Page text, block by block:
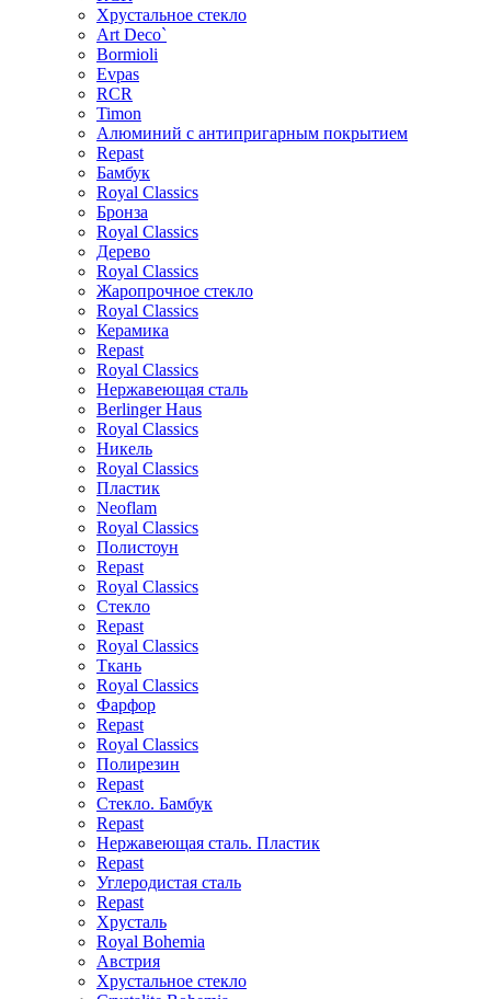
Хрустальное стекло
Art Deco`
Bormioli
Evpas
RCR
Timon
Алюминий с антипригарным покрытием
Repast
Бамбук
Royal Classics
Бронза
Royal Classics
Дерево
Royal Classics
Жаропрочное стекло
Royal Classics
Керамика
Repast
Royal Classics
Нержавеющая сталь
Berlinger Haus
Royal Classics
Никель
Royal Classics
Пластик
Neoflam
Royal Classics
Полистоун
Repast
Royal Classics
Стекло
Repast
Royal Classics
Ткань
Royal Classics
Фарфор
Repast
Royal Classics
Полирезин
Repast
Стекло. Бамбук
Repast
Нержавеющая сталь. Пластик
Repast
Углеродистая сталь
Repast
Хрусталь
Royal Bohemia
Австрия
Хрустальное стекло